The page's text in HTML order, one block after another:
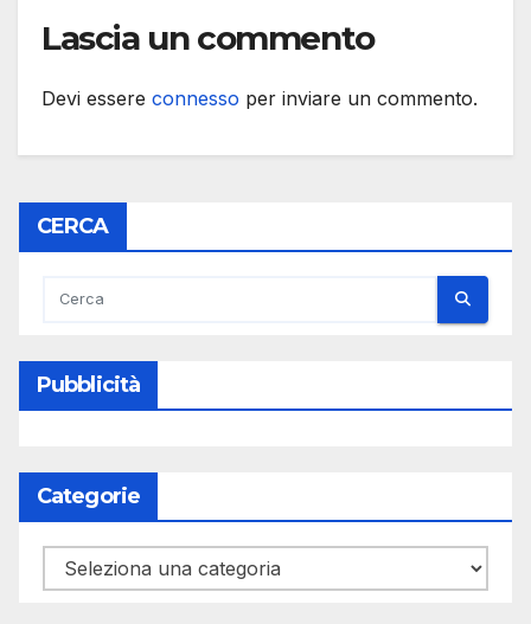
Lascia un commento
Devi essere connesso per inviare un commento.
CERCA
Pubblicità
Categorie
Categorie